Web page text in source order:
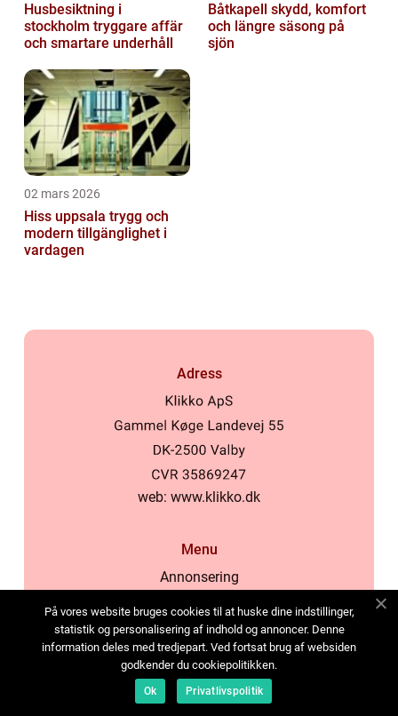
Husbesiktning i
stockholm tryggare affär
och smartare underhåll
Båtkapell skydd, komfort
och längre säsong på
sjön
02 mars 2026
Hiss uppsala trygg och
modern tillgänglighet i
vardagen
Adress
web: www.klikko.dk
Menu
Annonsering
Cookies
Kontakta oss
Sitemap
På vores website bruges cookies til at huske dine indstillinger,
statistik og personalisering af indhold og annoncer. Denne
information deles med tredjepart. Ved fortsat brug af websiden
godkender du cookiepolitikken.
Ok Privatlivspolitik